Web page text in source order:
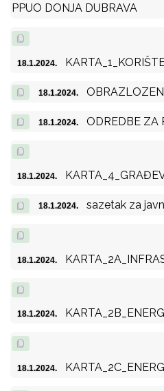
PPUO DONJA DUBRAVA
18.1.2024.
18.1.2024.
18.1.2024. ODREDBE ZA
18.1.2024.
18.1.2024. sazetak za
18.1.2024.
18.1.2024.
18.1.2024.